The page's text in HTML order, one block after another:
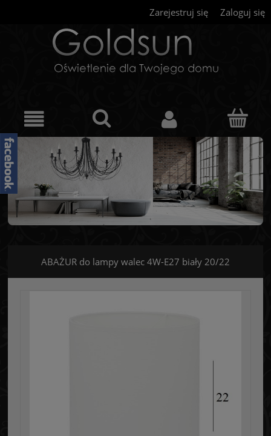
Zarejestruj się Zaloguj się
ABAŻUR do lampy walec 4W-E27 biały 20/22